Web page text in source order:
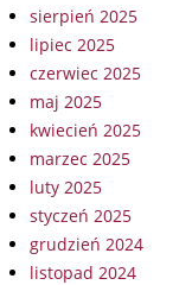
sierpień 2025
lipiec 2025
czerwiec 2025
maj 2025
kwiecień 2025
marzec 2025
luty 2025
styczeń 2025
grudzień 2024
listopad 2024